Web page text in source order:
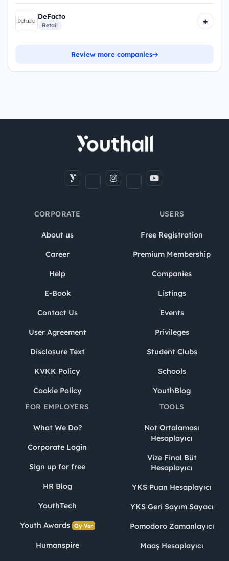
DeFacto
Retail +
Review more companies
CORPORATE
About us
Career
Help
E-Book
Contact Us
User Agreement
Disclosure Text
KVKK Policy
Cookie Policy
USERS
Free Registration
Premium Membership
Companies
Listings
Events
Privileges
Student Clubs
Schools
YouthBlog
FOR EMPLOYERS
What We Do?
Corporate Login
Sign up for free
HR Blog
YouthTech
Youth Awards Oy Ver
Humanspire
TOOLS
Not Ortalaması
Hesaplayıcı
Vize Final Büt
Hesaplayıcı
YKS Puan Hesaplayıcı
YKS Geri Sayım Sayacı
Pomodoro Zamanlayıcı
Maaş Hesaplayıcı